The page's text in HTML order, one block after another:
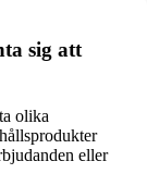
sig att
olika
eller